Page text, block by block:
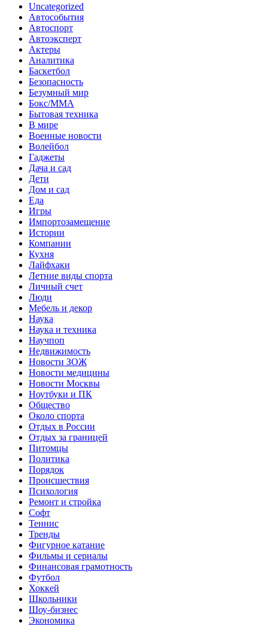
Uncategorized
Автособытия
Автоспорт
Автоэксперт
Актеры
Аналитика
Баскетбол
Безопасность
Безумный мир
Бокс/MMA
Бытовая техника
В мире
Военные новости
Волейбол
Гаджеты
Дача и сад
Дети
Дом и сад
Еда
Игры
Импортозамещение
Истории
Компании
Кухня
Лайфхаки
Летние виды спорта
Личный счет
Люди
Мебель и декор
Наука
Наука и техника
Научпоп
Недвижимость
Новости ЗОЖ
Новости медицины
Новости Москвы
Ноутбуки и ПК
Общество
Около спорта
Отдых в России
Отдых за границей
Питомцы
Политика
Порядок
Происшествия
Психология
Ремонт и стройка
Софт
Теннис
Тренды
Фигурное катание
Фильмы и сериалы
Финансовая грамотность
Футбол
Хоккей
Школьники
Шоу-бизнес
Экономика